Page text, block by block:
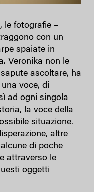
le fotografie –
con un
spaiate in
Veronika non le
ascoltare, ha
voce, di
ad ogni singola
la voce della
situazione.
altre
di poche
attraverso le
oggetti